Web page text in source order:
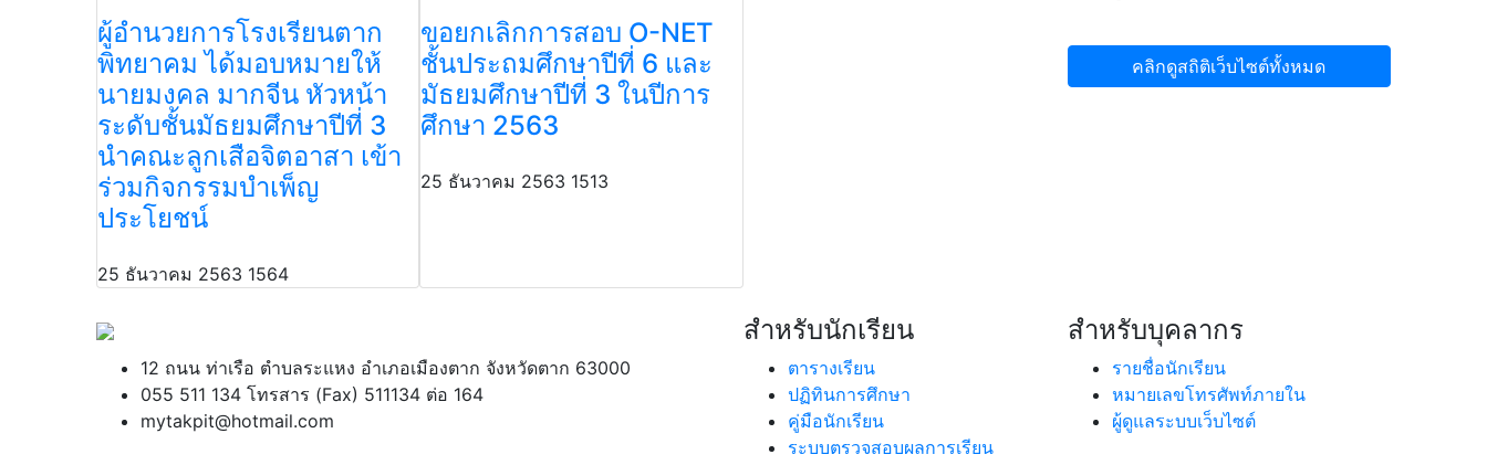
ผู้อำนวยการโรงเรียนตาก
พิทยาคม ได้มอบหมายให้
นายมงคล มากจีน หัวหน้า
ระดับชั้นมัธยมศึกษาปีที่ 3
นำคณะลูกเสือจิตอาสา เข้า
ร่วมกิจกรรมบำเพ็ญ
ประโยชน์
25 ธันวาคม 2563 1564
ขอยกเลิกการสอบ O-NET
ชั้นประถมศึกษาปีที่ 6 และ
มัธยมศึกษาปีที่ 3 ในปีการ
ศึกษา 2563
25 ธันวาคม 2563 1513
คลิกดูสถิติเว็บไซต์ทั้งหมด
12 ถนน ท่าเรือ ตำบลระแหง อำเภอเมืองตาก จังหวัดตาก 63000
055 511 134 โทรสาร (Fax) 511134 ต่อ 164
mytakpit@hotmail.com
สำหรับนักเรียน
ตารางเรียน
ปฏิทินการศึกษา
คู่มือนักเรียน
ระบบตรวจสอบผลการเรียน
สำหรับบุคลากร
รายชื่อนักเรียน
หมายเลขโทรศัพท์ภายใน
ผู้ดูแลระบบเว็บไซต์